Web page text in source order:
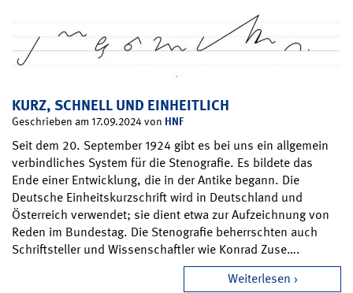
KURZ, SCHNELL UND EINHEITLICH
Geschrieben am 17.09.2024 von HNF
Seit dem 20. September 1924 gibt es bei uns ein allgemein
verbindliches System für die Stenografie. Es bildete das
Ende einer Entwicklung, die in der Antike begann. Die
Deutsche Einheitskurzschrift wird in Deutschland und
Österreich verwendet; sie dient etwa zur Aufzeichnung von
Reden im Bundestag. Die Stenografie beherrschten auch
Schriftsteller und Wissenschaftler wie Konrad Zuse….
Weiterlesen